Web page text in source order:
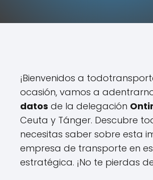
¡Bienvenidos a
ocasión, vamos a
datos de la delegación
Ceuta y Tánger. Descubre
necesitas saber sobre esta
empresa de transporte en
estratégica. ¡No te pierdas